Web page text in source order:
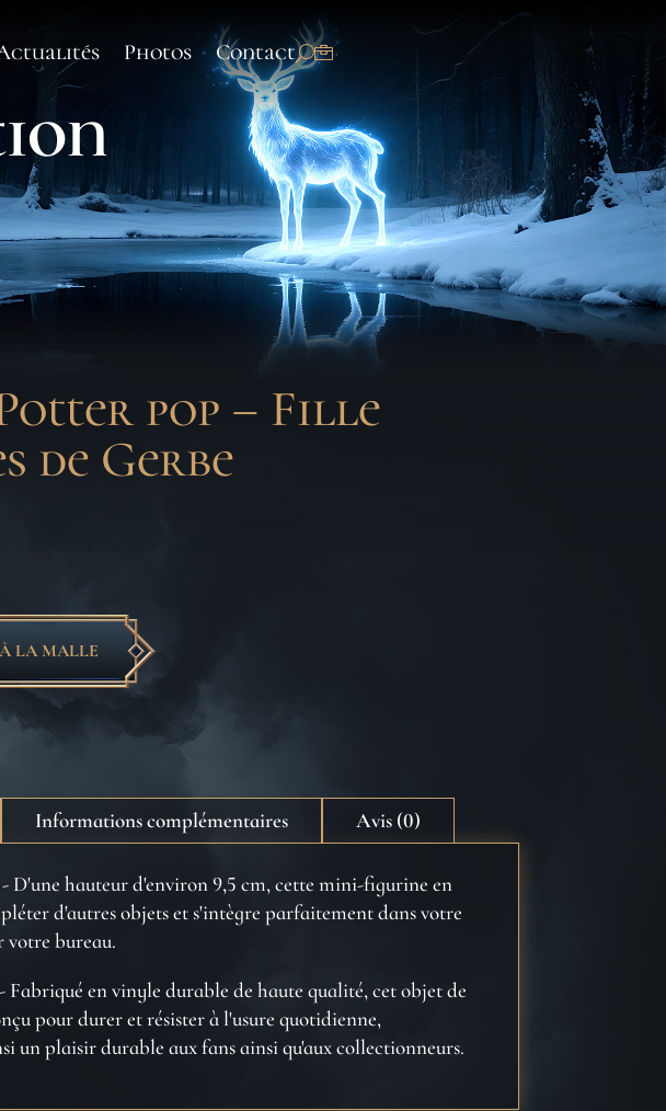
Photos Contact
pop – Fille
de Gerbe
LA MALLE
Informations complémentaires Avis (0)
D'une hauteur d'environ 9,5 cm, cette mini-figurine en
d'autres objets et s'intègre parfaitement dans votre
votre bureau.
en vinyle durable de haute qualité, cet objet de
pour durer et résister à l'usure quotidienne,
un plaisir durable aux fans ainsi qu'aux collectionneurs.